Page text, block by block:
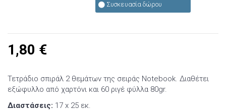
Συσκευασία δώρου
1,80 €
Τετράδιο σπιράλ 2 θεμάτων της σειράς Notebook. Διαθέτει
εξώφυλλο από χαρτόνι και 60 ριγέ φύλλα 80gr.
Διαστάσεις: 17 x 25 εκ.